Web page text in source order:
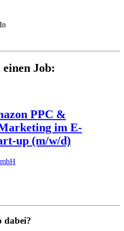
Job:
PPC &
im E-
up (m/w/d)
dabei?